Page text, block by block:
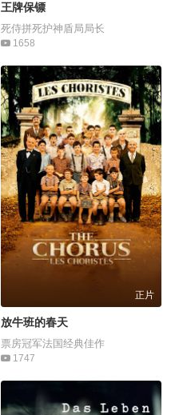
王牌保镖
死侍拼死护神盾局局长
1658
正片
放牛班的春天
票房冠军法国经典佳作
1747